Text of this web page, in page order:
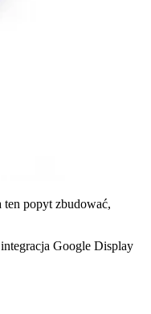
ten popyt zbudować,
Google Display